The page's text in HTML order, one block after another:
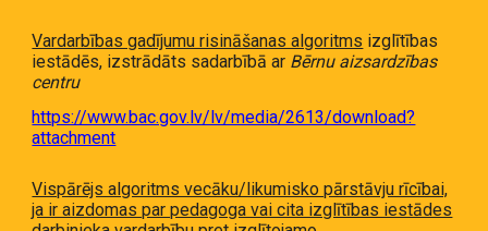
Vardarbības gadījumu risināšanas algoritms izglītības
iestādēs, izstrādāts sadarbībā ar Bērnu aizsardzības
centru
https://www.bac.gov.lv/lv/media/2613/download?
attachment
Vispārējs algoritms vecāku/likumisko pārstāvju rīcībai,
ja ir aizdomas par pedagoga vai cita izglītības iestādes